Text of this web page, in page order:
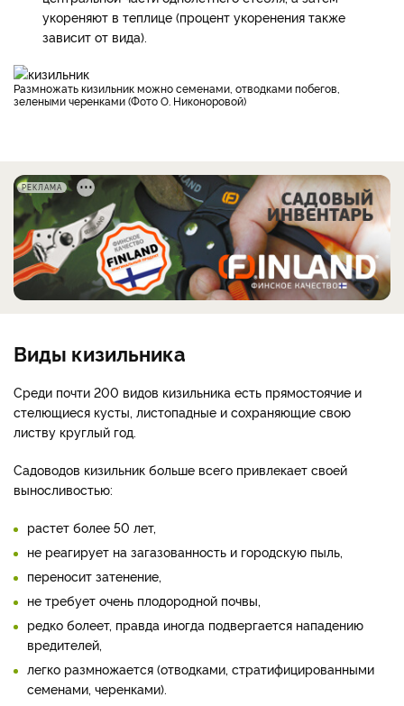
укореняют в теплице (процент укоренения также
зависит от вида).
Размножать кизильник можно семенами, отводками побегов,
зелеными черенками (Фото О. Никоноровой)
РЕКЛАМА
Виды кизильника
Среди почти 200 видов кизильника есть прямостоячие и
стелющиеся кусты, листопадные и сохраняющие свою
листву круглый год.
Садоводов кизильник больше всего привлекает своей
выносливостью:
растет более 50 лет,
не реагирует на загазованность и городскую пыль,
переносит затенение,
не требует очень плодородной почвы,
редко болеет, правда иногда подвергается нападению
вредителей,
легко размножается (отводками, стратифицированными
семенами, черенками).